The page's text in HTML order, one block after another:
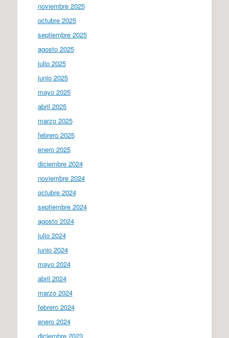
noviembre 2025
octubre 2025
septiembre 2025
agosto 2025
julio 2025
junio 2025
mayo 2025
abril 2025
marzo 2025
febrero 2025
enero 2025
diciembre 2024
noviembre 2024
octubre 2024
septiembre 2024
agosto 2024
julio 2024
junio 2024
mayo 2024
abril 2024
marzo 2024
febrero 2024
enero 2024
diciembre 2023